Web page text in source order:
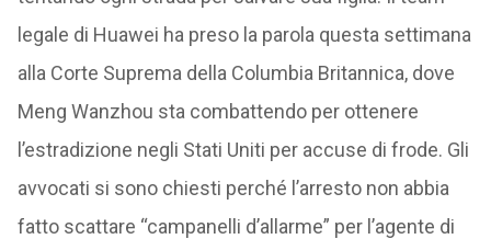
legale di Huawei ha preso la parola questa settimana
alla Corte Suprema della Columbia Britannica, dove
Meng Wanzhou sta combattendo per ottenere
l’estradizione negli Stati Uniti per accuse di frode. Gli
avvocati si sono chiesti perché l’arresto non abbia
fatto scattare “campanelli d’allarme” per l’agente di